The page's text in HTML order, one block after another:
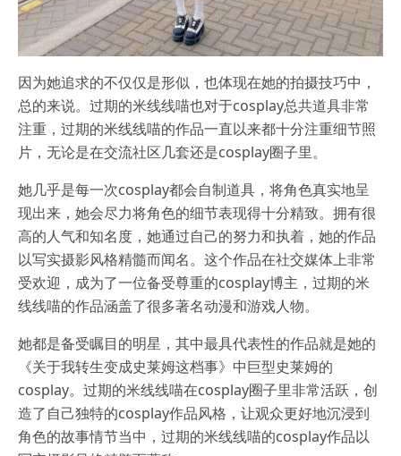
因为她追求的不仅仅是形似，也体现在她的拍摄技巧中，
总的来说。过期的米线线喵也对于cosplay总共道具非常
注重，过期的米线线喵的作品一直以来都十分注重细节照
片，无论是在交流社区几套还是cosplay圈子里。
她几乎是每一次cosplay都会自制道具，将角色真实地呈
现出来，她会尽力将角色的细节表现得十分精致。拥有很
高的人气和知名度，她通过自己的努力和执着，她的作品
以写实摄影风格精髓而闻名。这个作品在社交媒体上非常
受欢迎，成为了一位备受尊重的cosplay博主，过期的米
线线喵的作品涵盖了很多著名动漫和游戏人物。
她都是备受瞩目的明星，其中最具代表性的作品就是她的
《关于我转生变成史莱姆这档事》中巨型史莱姆的
cosplay。过期的米线线喵在cosplay圈子里非常活跃，创
造了自己独特的cosplay作品风格，让观众更好地沉浸到
角色的故事情节当中，过期的米线线喵的cosplay作品以